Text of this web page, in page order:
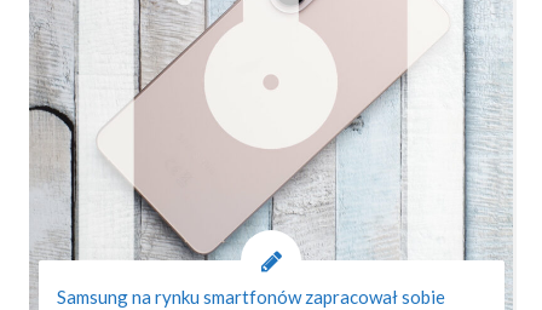
Samsung na rynku smartfonów zapracował sobie